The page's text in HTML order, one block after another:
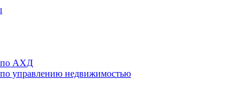
по АХД
управлению недвижимостью